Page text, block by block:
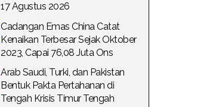
17 Agustus 2026
Cadangan Emas China Catat
Kenaikan Terbesar Sejak Oktober
2023, Capai 76,08 Juta Ons
Arab Saudi, Turki, dan Pakistan
Bentuk Pakta Pertahanan di
Tengah Krisis Timur Tengah